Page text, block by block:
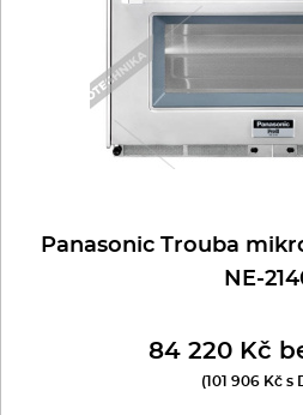
Panasonic Trouba
NE-
84 220 Kč
(101 906 Kč s